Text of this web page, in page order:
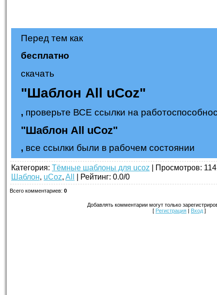
Перед тем как
бесплатно
скачать
"Шаблон All uCoz"
, проверьте ВСЕ ссылки на
"Шаблон All uCoz"
, все ссылки были в рабочем состоянии
Категория: Тёмные шаблоны для ucoz | Просмотров:
Шаблон, uCoz, All | Рейтинг: 0.0/0
Всего комментариев: 0
Добавлять комментарии могут только
[ Регистрация | Вход ]